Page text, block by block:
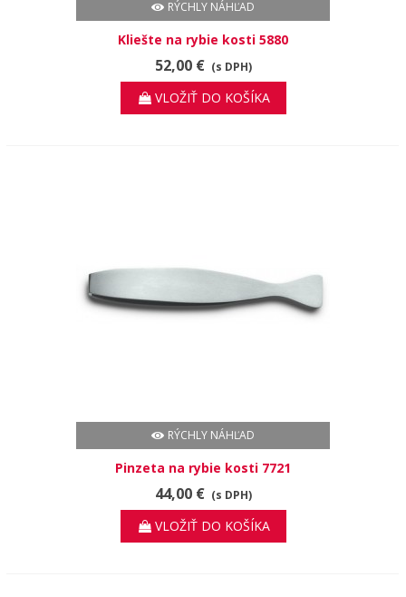
RÝCHLY NÁHĽAD
Kliešte na rybie kosti 5880
52,00 € (s DPH)
VLOŽIŤ DO KOŠÍKA
RÝCHLY NÁHĽAD
Pinzeta na rybie kosti 7721
44,00 € (s DPH)
VLOŽIŤ DO KOŠÍKA